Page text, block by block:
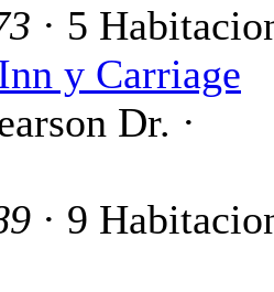
· 5
y Carriage
Dr. ·
· 9